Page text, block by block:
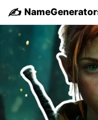
✍️